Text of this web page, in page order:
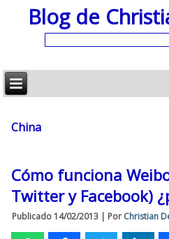
Blog de
China
Cómo funciona
Twitter y Facebook)
Publicado 14/02/2013 | Por Christian